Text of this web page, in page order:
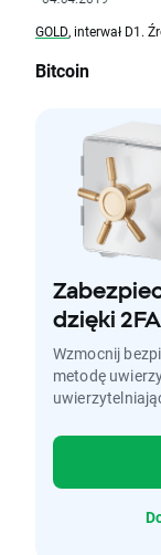
GOLD, interwał D1.
Bitcoin
dzięki 2FA
Wzmocnij
metodę